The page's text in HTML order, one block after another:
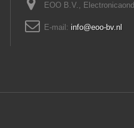
EOO B.V.,
E-mail: info@eoo-bv.nl